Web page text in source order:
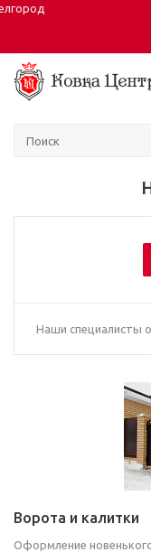
Город:
Наши специалисты
Ворота и калитки
Оформление